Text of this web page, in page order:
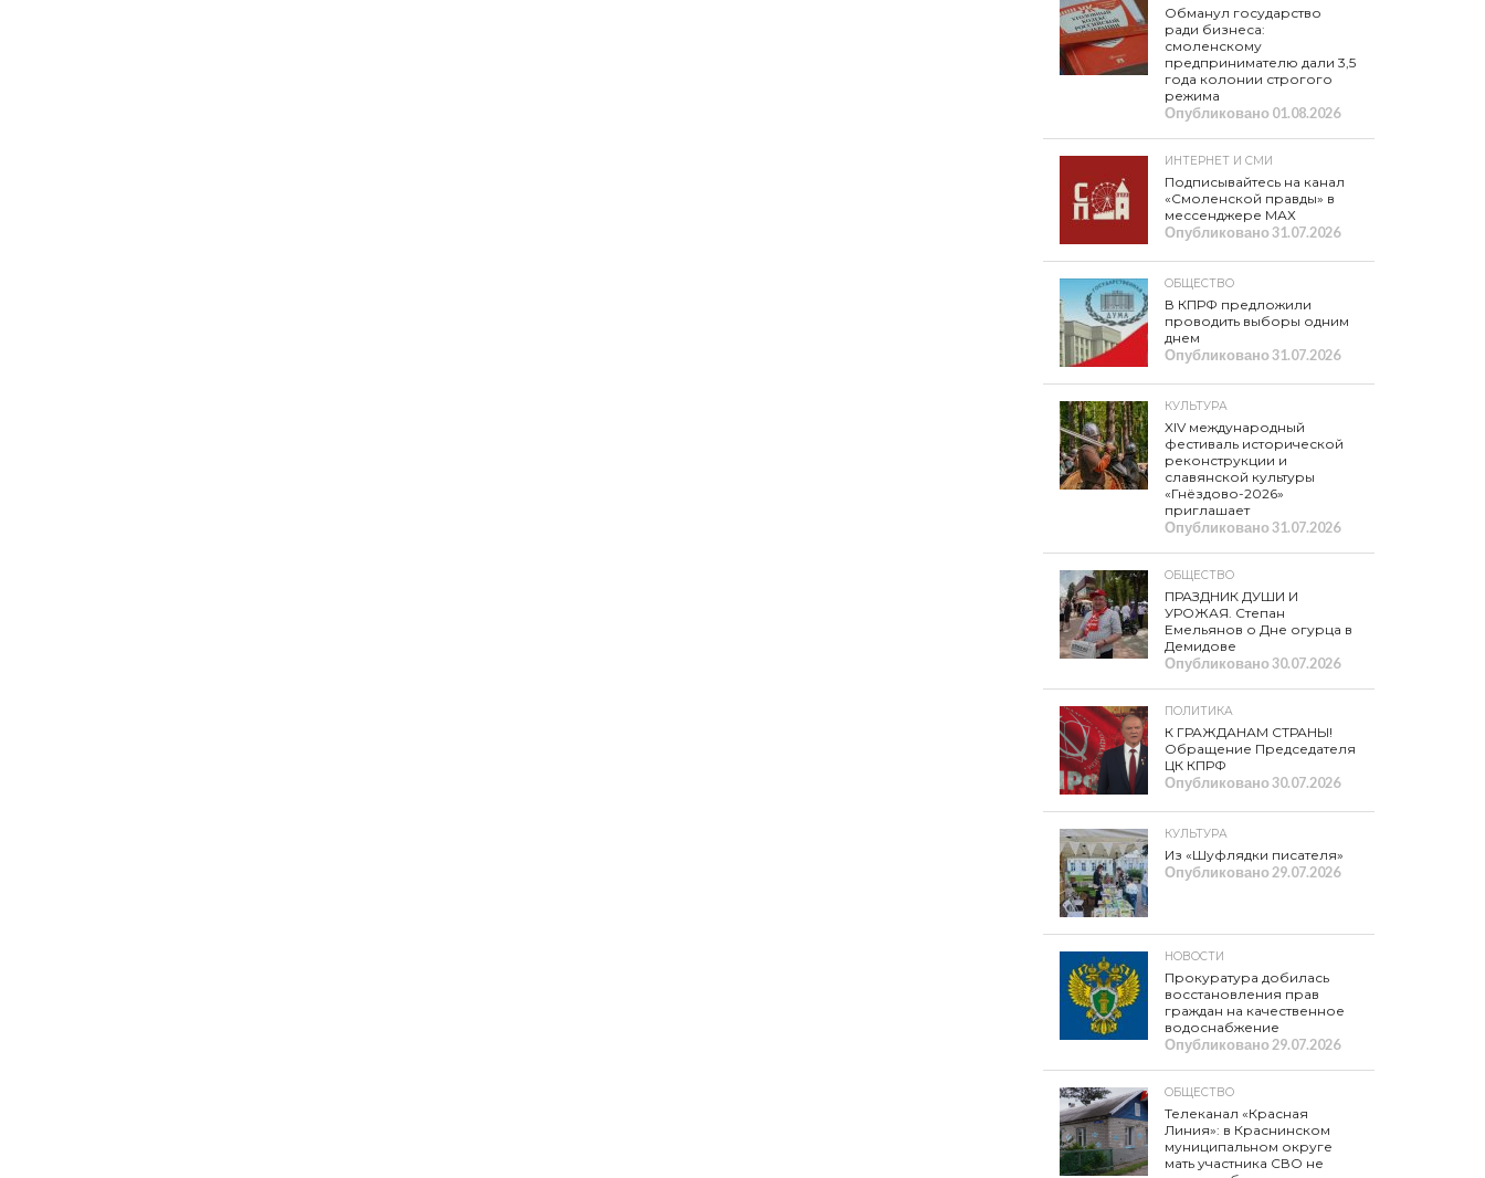
Обманул государство
ради бизнеса:
смоленскому
предпринимателю дали 3,5
года колонии строгого
режима
Опубликовано01.08.2026
ИНТЕРНЕТ И СМИ
Подписывайтесь на канал
«Смоленской правды» в
мессенджере МАХ
Опубликовано31.07.2026
ОБЩЕСТВО
В КПРФ предложили
проводить выборы одним
днем
Опубликовано31.07.2026
КУЛЬТУРА
XIV международный
фестиваль исторической
реконструкции и
славянской культуры
«Гнёздово-2026»
приглашает
Опубликовано31.07.2026
ОБЩЕСТВО
ПРАЗДНИК ДУШИ И
УРОЖАЯ. Степан
Емельянов о Дне огурца в
Демидове
Опубликовано30.07.2026
ПОЛИТИКА
К ГРАЖДАНАМ СТРАНЫ!
Обращение Председателя
ЦК КПРФ
Опубликовано30.07.2026
КУЛЬТУРА
Из «Шуфлядки писателя»
Опубликовано29.07.2026
НОВОСТИ
Прокуратура добилась
восстановления прав
граждан на качественное
водоснабжение
Опубликовано29.07.2026
ОБЩЕСТВО
Телеканал «Красная
Линия»: в Краснинском
муниципальном округе
мать участника СВО не